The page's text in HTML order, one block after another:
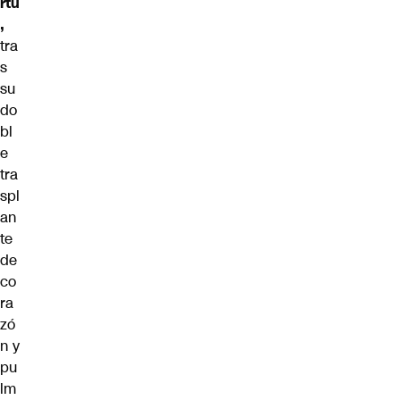
,
tra
s
su
do
bl
e
tra
spl
an
te
de
co
ra
zó
n y
pu
lm